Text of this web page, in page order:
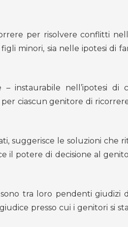
per risolvere conflitti
minori, sia nelle ipotesi di
– instaurabile nell’ipotesi
ciascun genitore di
suggerisce le soluzioni che
il potere di decisione al
tra loro pendenti giudizi
presso cui i genitori si